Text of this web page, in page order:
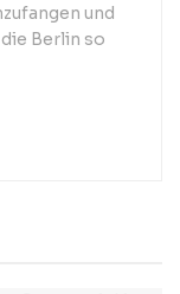
und
Berlin so